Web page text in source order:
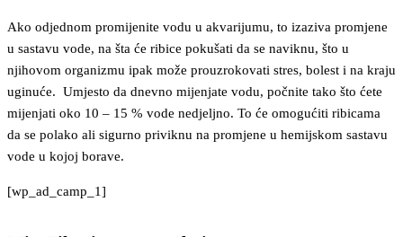
Ako odjednom promijenite vodu u akvarijumu, to izaziva promjene
u sastavu vode, na šta će ribice pokušati da se naviknu, što u
njihovom organizmu ipak može prouzrokovati stres, bolest i na kraju
uginuće. Umjesto da dnevno mijenjate vodu, počnite tako što ćete
mijenjati oko 10 – 15 % vode nedjeljno. To će omogućiti ribicama
da se polako ali sigurno priviknu na promjene u hemijskom sastavu
vode u kojoj borave.
[wp_ad_camp_1]